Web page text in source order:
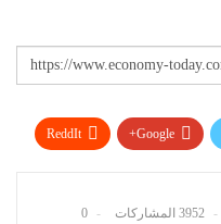
Google+
ReddIt
3952 المشاركات 0